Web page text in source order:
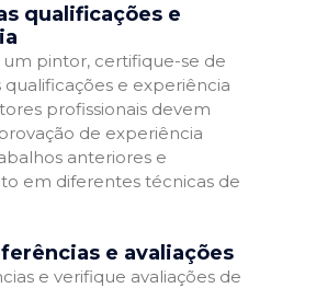
qualificações e
pintor, certifique-se de
qualificações e experiência
profissionais devem
de experiência
anteriores e
em diferentes técnicas de
e avaliações
e verifique avaliações de